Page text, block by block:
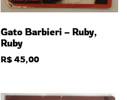
Gato Barbieri – Ruby,
Ruby
R$45,00